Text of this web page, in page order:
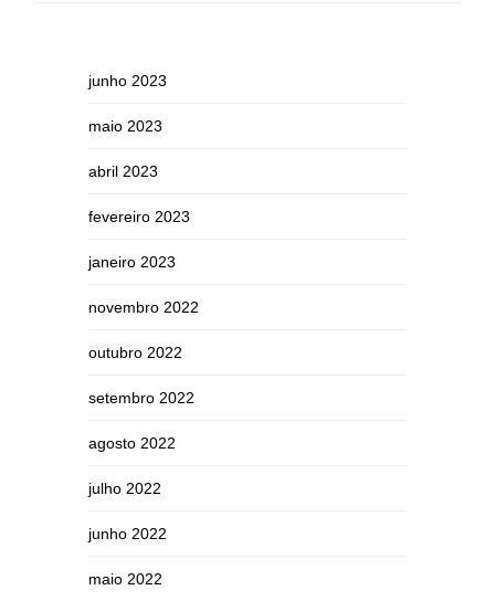
junho 2023
maio 2023
abril 2023
fevereiro 2023
janeiro 2023
novembro 2022
outubro 2022
setembro 2022
agosto 2022
julho 2022
junho 2022
maio 2022